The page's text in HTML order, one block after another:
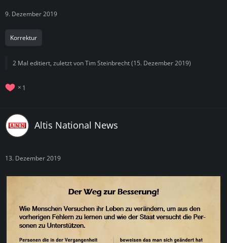
9. Dezember 2019
Korrektur
2 Mal editiert, zuletzt vonTim Steinbrecht(15. Dezember 2019)
1
Altis National News
13. Dezember 2019